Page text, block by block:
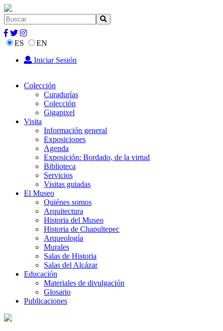
ES
EN
Iniciar Sesión
Colección
Curadurías
Colección
Gigapixel
Visita
Información general
Exposiciones
Agenda
Exposición: Bordado, de la virtud
Biblioteca
Servicios
Visitas guiadas
El Museo
Quiénes somos
Arquitectura
Historia del Museo
Historia de Chapultepec
Arqueología
Murales
Salas de Historia
Salas del Alcázar
Educación
Materiales de divulgación
Glosario
Publicaciones